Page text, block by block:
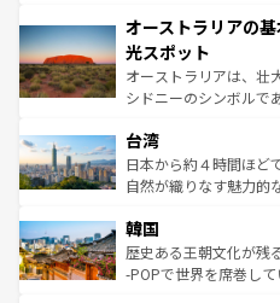
文化が魅力。旅行者は
しみながら、その多様
るだろう。車でのロー
ならではの贅沢な旅のスタイルだ。
情報は コンテンツ一覧
ワイ島は見逃せない。
島だが、静かな自然を
おすすめ。エメラルド
文化や歴史が息づいて
人々、おいしいローカ
ク、伝統的なフラダン
っている。訪れるたび
はコンテンツ一覧
オーストラリアの
光スポット
オーストラリアは、壮
シドニーのシンボルで
リアリーフや大陸中央
ク）、タスマニアの美
ど、見どころがたくさ
いる。アクティビティ
ビング、ハイキングな
い。オーストラリアの
台湾
日本から約４時間ほど
自然が織りなす魅力的
ン）、静ひつな山岳地
と山間の静けさが共存
驚きをもたらしてくれ
韓国
歴史ある王朝文化が残
-POPで世界を席巻し